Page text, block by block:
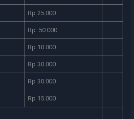
Rp 25.000
Rp. 50.000
Rp 10.000
Rp 30.000
Rp 30.000
Rp 15.000